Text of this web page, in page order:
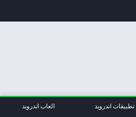
تطبيقات اندرويد العاب اندرويد